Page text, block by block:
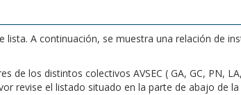
A continuación, se muestra una relación de
de los distintos colectivos AVSEC ( GA, GC, PN,
revise el listado situado en la parte de abajo de